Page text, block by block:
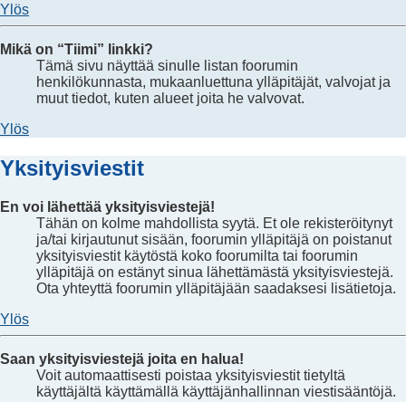
Ylös
Mikä on “Tiimi” linkki?
Tämä sivu näyttää sinulle listan foorumin
henkilökunnasta, mukaanluettuna ylläpitäjät, valvojat ja
muut tiedot, kuten alueet joita he valvovat.
Ylös
Yksityisviestit
En voi lähettää yksityisviestejä!
Tähän on kolme mahdollista syytä. Et ole rekisteröitynyt
ja/tai kirjautunut sisään, foorumin ylläpitäjä on poistanut
yksityisviestit käytöstä koko foorumilta tai foorumin
ylläpitäjä on estänyt sinua lähettämästä yksityisviestejä.
Ota yhteyttä foorumin ylläpitäjään saadaksesi lisätietoja.
Ylös
Saan yksityisviestejä joita en halua!
Voit automaattisesti poistaa yksityisviestit tietyltä
käyttäjältä käyttämällä käyttäjänhallinnan viestisääntöjä.